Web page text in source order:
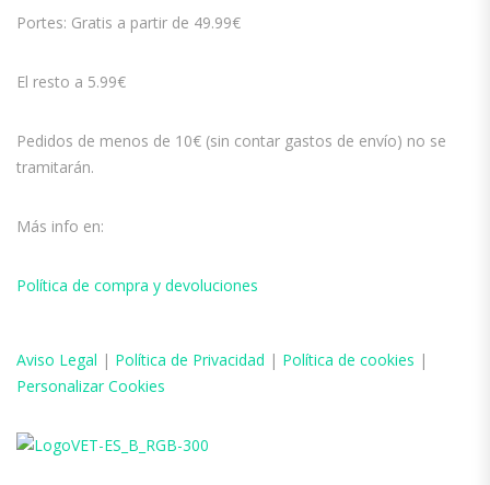
Portes: Gratis a partir de 49.99€
El resto a 5.99€
Pedidos de menos de 10€ (sin contar gastos de envío) no se
tramitarán.
Más info en:
Política de compra y devoluciones
Aviso Legal | Política de Privacidad | Política de cookies |
Personalizar Cookies